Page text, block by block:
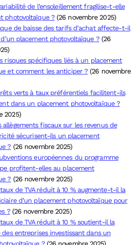
de l’ensoleillement fragilise-t-elle
photovoltaïque ? (26 novembre 2025)
de baisse des tarifs d’achat affecte-t-il
placement photovoltaïque ? (26
risques spécifiques liés à un placement
et comment les anticiper ? (26 novembre
verts à taux préférentiels facilitent-ils
dans un placement photovoltaïque ?
2025)
allègements fiscaux sur les revenus de
sécurisent-ils un placement
? (26 novembre 2025)
européennes du programme
profitent-elles au placement
? (26 novembre 2025)
de TVA réduit à 10 % augmente-t-il la
d’un placement photovoltaïque pour
? (26 novembre 2025)
de TVA réduit à 10 % soutient-il la
entreprises investissant dans un